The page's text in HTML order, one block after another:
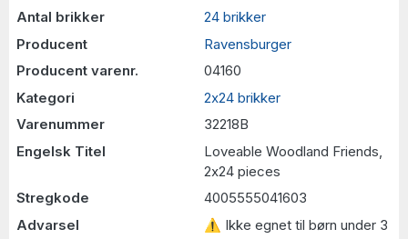
Antal brikker
24 brikker
Producent
Ravensburger
Producent varenr.
04160
Kategori
2x24 brikker
Varenummer
32218B
Engelsk Titel
Loveable Woodland Friends,
2x24 pieces
Stregkode
4005555041603
Advarsel
⚠ Ikke egnet til børn under 3